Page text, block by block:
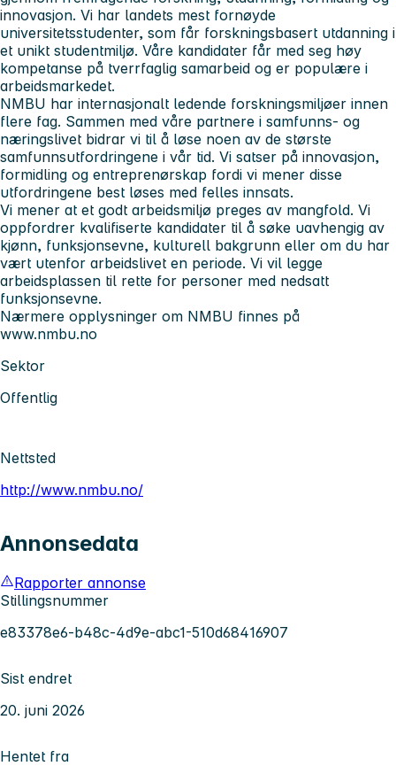
innovasjon. Vi har landets mest fornøyde
universitetsstudenter, som får forskningsbasert utdanning i
et unikt studentmiljø. Våre kandidater får med seg høy
kompetanse på tverrfaglig samarbeid og er populære i
arbeidsmarkedet.
NMBU har internasjonalt ledende forskningsmiljøer innen
flere fag. Sammen med våre partnere i samfunns- og
næringslivet bidrar vi til å løse noen av de største
samfunnsutfordringene i vår tid. Vi satser på innovasjon,
formidling og entreprenørskap fordi vi mener disse
utfordringene best løses med felles innsats.
Vi mener at et godt arbeidsmiljø preges av mangfold. Vi
oppfordrer kvalifiserte kandidater til å søke uavhengig av
kjønn, funksjonsevne, kulturell bakgrunn eller om du har
vært utenfor arbeidslivet en periode. Vi vil legge
arbeidsplassen til rette for personer med nedsatt
funksjonsevne.
Nærmere opplysninger om NMBU finnes på
www.nmbu.no
Sektor
Offentlig
Nettsted
http://www.nmbu.no/
Annonsedata
Rapporter annonse
Stillingsnummer
e83378e6-b48c-4d9e-abc1-510d68416907
Sist endret
20. juni 2026
Hentet fra